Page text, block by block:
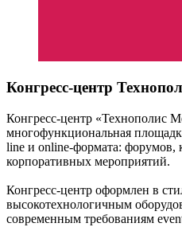
Конгресс-центр
Конгресс-центр «Технополис
многофункциональная
line и online-формата: форумов,
корпоративных мероприятий.
Конгресс-центр оформлен в
высокотехнологичным
современным требованиям